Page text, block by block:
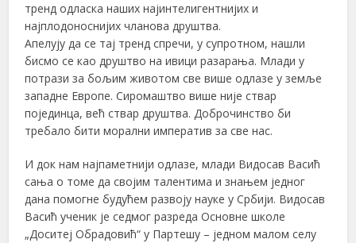
тренд одласка наших најинтелигентнијих и
најплодоноснијих чланова друштва.
Апелују да се тај тренд спречи, у супротном, нашли
бисмо се као друштво на ивици разарања. Млади у
потрази за бољим животом све више одлазе у земље
западне Европе. Сиромаштво више није ствар
појединца, већ ствар друштва. Доброчинство би
требало бити морални императив за све нас.
И док нам најпаметнији одлазе, млади Видосав Васић
сања о томе да својим талентима и знањем једног
дана помогне будућем развоју науке у Србији. Видосав
Васић ученик је седмог разреда Основне школе
„Доситеј Обрадовић“ у Партешу – једном малом селу